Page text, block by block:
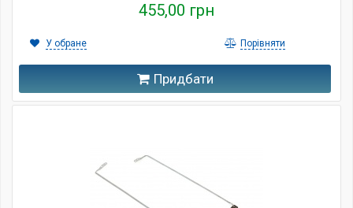
455,00 грн
Придбати
У обране Порівняти